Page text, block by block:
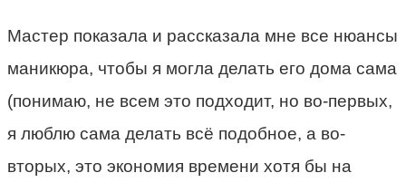
Мастер показала и рассказала мне все нюансы
маникюра, чтобы я могла делать его дома сама
(понимаю, не всем это подходит, но во-первых,
я люблю сама делать всё подобное, а во-
вторых, это экономия времени хотя бы на